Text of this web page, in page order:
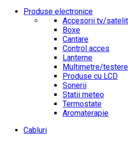
Produse electronice
Accesorii tv/satelit
Boxe
Cantare
Control acces
Lanterne
Multimetre/testere
Produse cu LCD
Sonerii
Statii meteo
Termostate
Aromaterapie
Cabluri